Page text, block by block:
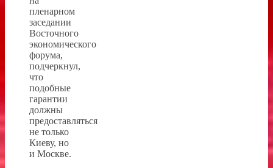
пленарном
заседании
Восточного
экономического
форума,
подчеркнул,
что
подобные
гарантии
должны
предоставляться
не только
Киеву, но
и Москве.